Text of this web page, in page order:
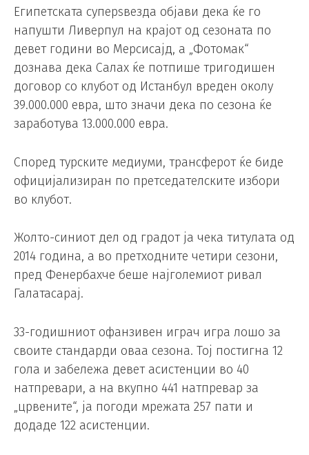
Египетската суперѕвезда објави дека ќе го
напушти Ливерпул на крајот од сезоната по
девет години во Мерсисајд, а „Фотомак“
дознава дека Салах ќе потпише тригодишен
договор со клубот од Истанбул вреден околу
39.000.000 евра, што значи дека по сезона ќе
заработува 13.000.000 евра.
Според турските медиуми, трансферот ќе биде
официјализиран по претседателските избори
во клубот.
Жолто-синиот дел од градот ја чека титулата од
2014 година, а во претходните четири сезони,
пред Фенербахче беше најголемиот ривал
Галатасарај.
33-годишниот офанзивен играч игра лошо за
своите стандарди оваа сезона. Тој постигна 12
гола и забележа девет асистенции во 40
натпревари, а на вкупно 441 натпревар за
„црвените“, ја погоди мрежата 257 пати и
додаде 122 асистенции.